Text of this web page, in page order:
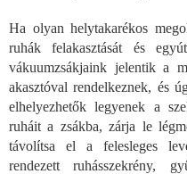
Ha olyan helytakarékos
ruhák felakasztását és
vákuumzsákjaink jelentik a
akasztóval rendelkeznek, és
elhelyezhetők legyenek a
ruháit a zsákba, zárja le
távolítsa el a felesleges
rendezett ruhásszekrény,